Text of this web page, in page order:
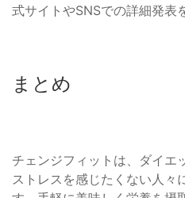
式サイトやSNSでの詳細発表
まとめ
チェンジフィットは、ダイエ
ストレスを感じたくない人々